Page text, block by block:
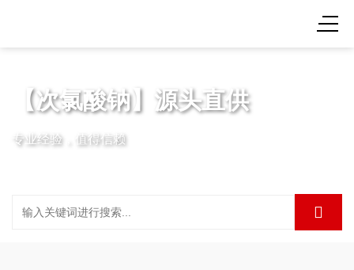
【次氯酸钠】源头直供
专业经验，值得信赖